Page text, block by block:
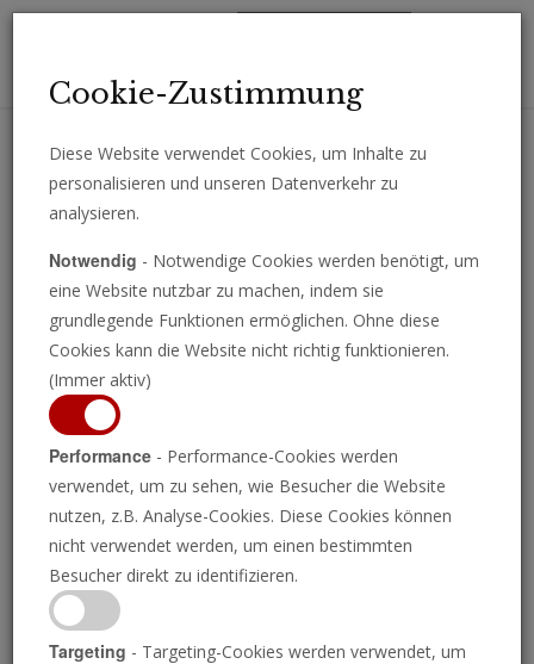
Erhalten Sie wichtige Analysen, Kommentare und Nachrichten
Cookie-Zustimmung
Diese Website verwendet Cookies, um Inhalte zu
personalisieren und unseren Datenverkehr zu
analysieren.
Notwendig - Notwendige Cookies werden benötigt, um
eine Website nutzbar zu machen, indem sie
grundlegende Funktionen ermöglichen. Ohne diese
Cookies kann die Website nicht richtig funktionieren.
(Immer aktiv)
Performance - Performance-Cookies werden
verwendet, um zu sehen, wie Besucher die Website
nutzen, z.B. Analyse-Cookies. Diese Cookies können
nicht verwendet werden, um einen bestimmten
Besucher direkt zu identifizieren.
Targeting - Targeting-Cookies werden verwendet, um